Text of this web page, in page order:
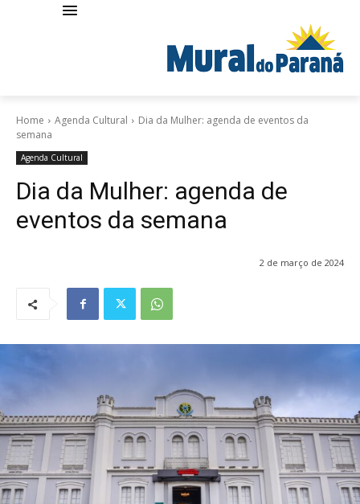
Home Agenda Cultural
Dia da Mulher: agenda de eventos da
semana
Agenda Cultural
Dia da Mulher: agenda de
eventos da semana
2 de março de 2024